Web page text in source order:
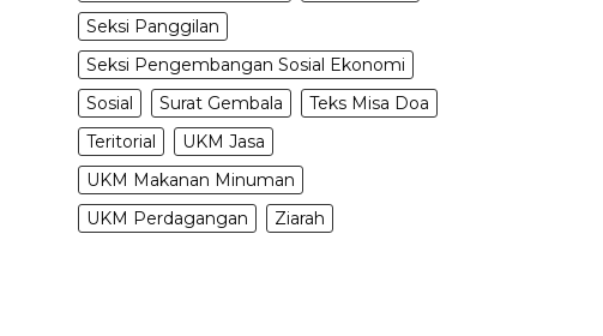
Seksi Panggilan
Seksi Pengembangan Sosial Ekonomi
Sosial
Surat Gembala
Teks Misa Doa
Teritorial
UKM Jasa
UKM Makanan Minuman
UKM Perdagangan
Ziarah